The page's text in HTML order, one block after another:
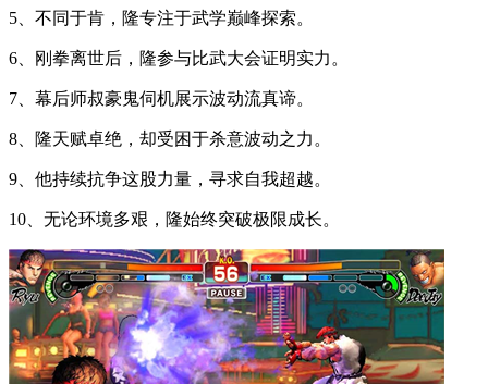
5、不同于肯，隆专注于武学巅峰探索。
6、刚拳离世后，隆参与比武大会证明实力。
7、幕后师叔豪鬼伺机展示波动流真谛。
8、隆天赋卓绝，却受困于杀意波动之力。
9、他持续抗争这股力量，寻求自我超越。
10、无论环境多艰，隆始终突破极限成长。